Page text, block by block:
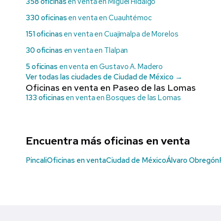
330 oficinas en venta en Cuauhtémoc
151 oficinas en venta en Cuajimalpa de Morelos
30 oficinas en venta en Tlalpan
5 oficinas en venta en Gustavo A. Madero
Ver todas las ciudades de Ciudad de México →
Oficinas en venta en Paseo de las Lomas
133 oficinas en venta en Bosques de las Lomas
Encuentra más oficinas en venta
PincaliOficinas en ventaCiudad de MéxicoÁlvaro Obregón